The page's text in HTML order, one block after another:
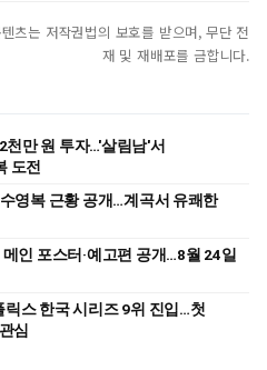
츠는 저작권법의 보호를 받으며, 무단 전
재 및 재배포를 금합니다.
천만 원 투자…'살림남'서
도전
영복 근황 공개…계곡서 유쾌한
인 포스터·예고편 공개…8월 24일
릭스 한국 시리즈 9위 진입…첫
심